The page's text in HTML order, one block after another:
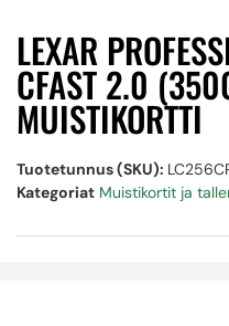
LEXAR
CFAST 2.0
MUISTIKORTTI
Tuotetunnus (SKU):
Kategoriat Muistikortit ja